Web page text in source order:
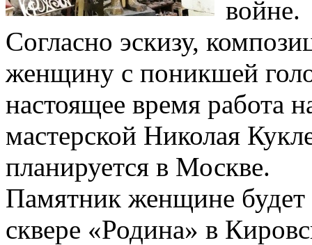
войне.
Согласно эскизу,
женщину с поникшей
настоящее время работа
мастерской Николая
планируется в Москве.
Памятник женщине будет
сквере «Родина» в